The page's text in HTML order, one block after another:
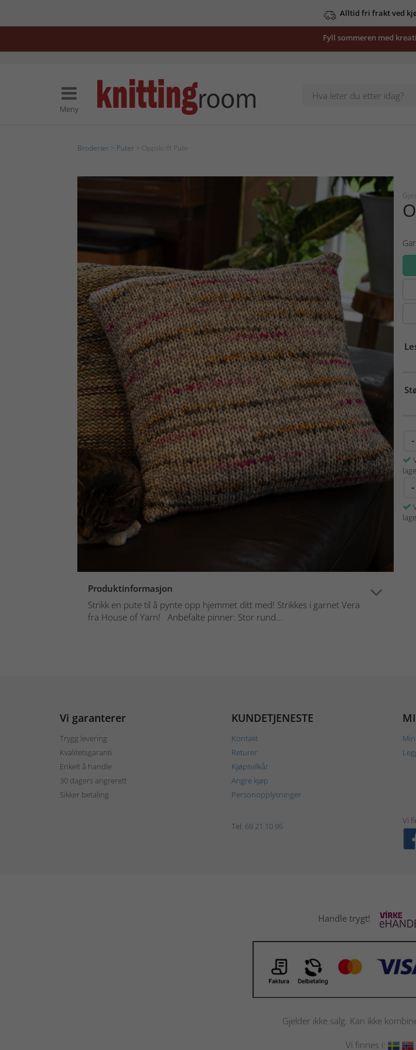
Alltid fri frakt ved
Fyll sommeren med
Meny
Broderier Puter > Oppskrift Pute
Produktinformasjon
Strikk en pute til å pynte opp hjemmet ditt med! Strikkes i garnet Vera
fra House of Yarn! Anbefalte pinner: Stor rund...
-
-
Vi garanterer
Trygg levering
Kvalitetsgaranti
Enkelt å handle
30 dagers angrerett
Sikker betaling
KUNDETJENESTE
Kontakt
Returer
Kjøpsvilkår
Angre kjøp
Personopplysninger
Tel: 69 21 10 95
Vi
Handle trygt!
Gjelder ikke salg. Kan ikke
Vi finnes i: